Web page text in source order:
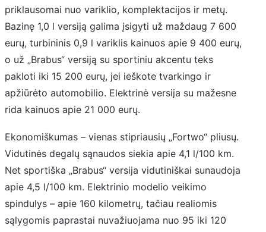
priklausomai nuo variklio, komplektacijos ir metų.
Bazinę 1,0 l versiją galima įsigyti už maždaug 7 600
eurų, turbininis 0,9 l variklis kainuos apie 9 400 eurų,
o už „Brabus“ versiją su sportiniu akcentu teks
pakloti iki 15 200 eurų, jei ieškote tvarkingo ir
apžiūrėto automobilio. Elektrinė versija su mažesne
rida kainuos apie 21 000 eurų.
Ekonomiškumas – vienas stipriausių „Fortwo“ pliusų.
Vidutinės degalų sąnaudos siekia apie 4,1 l/100 km.
Net sportiška „Brabus“ versija vidutiniškai sunaudoja
apie 4,5 l/100 km. Elektrinio modelio veikimo
spindulys – apie 160 kilometrų, tačiau realiomis
sąlygomis paprastai nuvažiuojama nuo 95 iki 120